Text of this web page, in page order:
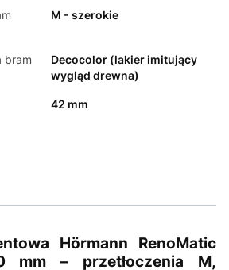
M - szerokie
bram
Decocolor (lakier imitujący
wygląd drewna)
42 mm
Hörmann RenoMatic
– przetłoczenia M,